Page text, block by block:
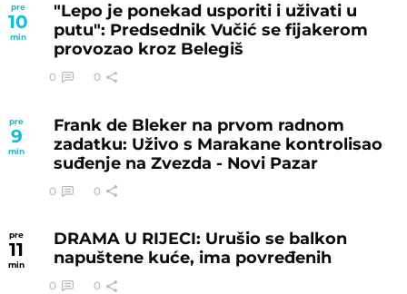
pre
10
min
"Lepo je ponekad usporiti i uživati u
putu": Predsednik Vučić se fijakerom
provozao kroz Belegiš
0 0
pre
9
min
Frank de Bleker na prvom radnom
zadatku: Uživo s Marakane kontrolisao
suđenje na Zvezda - Novi Pazar
0 0
pre
11
min
DRAMA U RIJECI: Urušio se balkon
napuštene kuće, ima povređenih
0 0